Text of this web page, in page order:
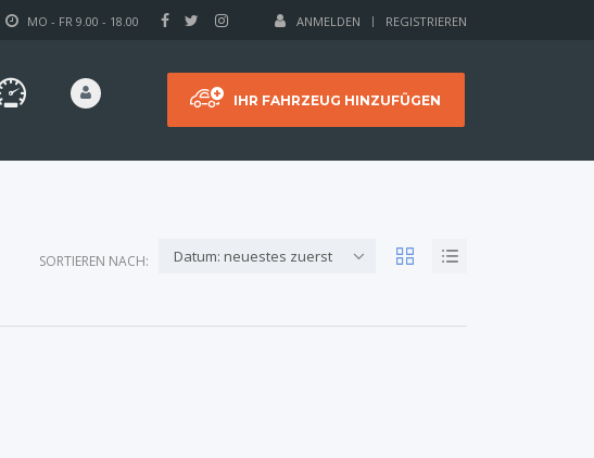
ANMELDEN REGISTRIEREN
MO - FR 9.00 - 18.00
IHR FAHRZEUG HINZUFÜGEN
SORTIEREN NACH: Datum: neuestes zuerst